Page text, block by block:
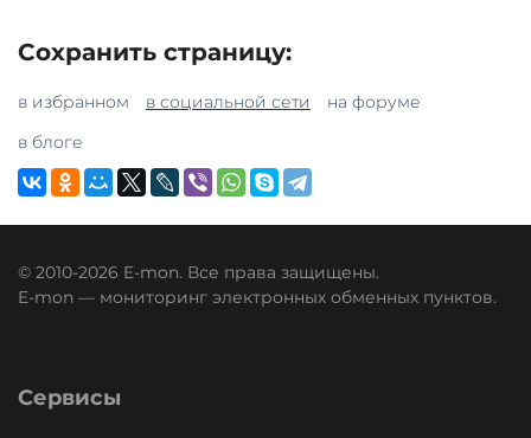
Сохранить страницу:
в избранном в социальной сети
на форуме
в блоге
© 2010-2026 E-mon. Все права защищены.
E-mon — мониторинг электронных обменных пунктов.
Сервисы